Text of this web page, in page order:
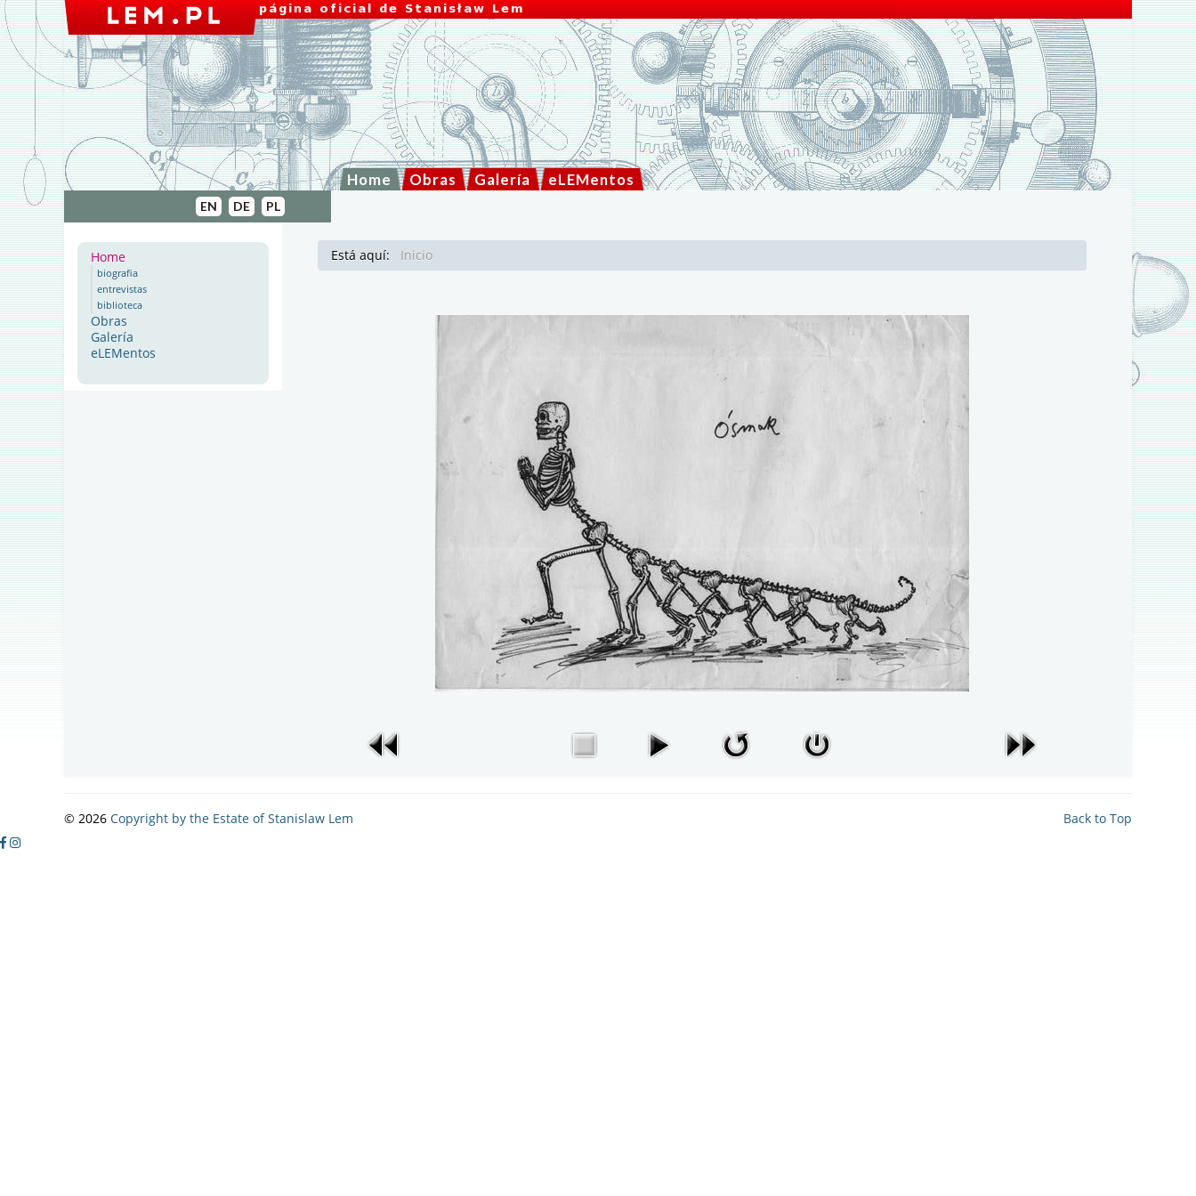
Home Obras Galería eLEMentos
PL
DE
EN
Home
biografia
entrevistas
biblioteca
Obras
Galería
eLEMentos
Está aquí: Inicio
Back to Top
© 2026 Copyright by the Estate of Stanislaw Lem